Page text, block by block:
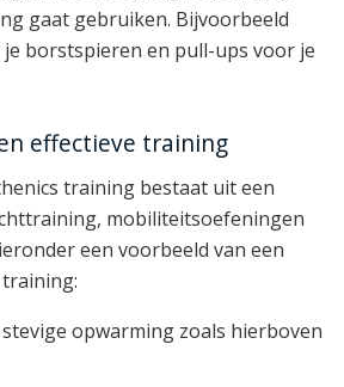
gaat gebruiken. Bijvoorbeeld
borstspieren en pull-ups voor je
effectieve training
training bestaat uit een
mobiliteitsoefeningen
een voorbeeld van een
opwarming zoals hierboven